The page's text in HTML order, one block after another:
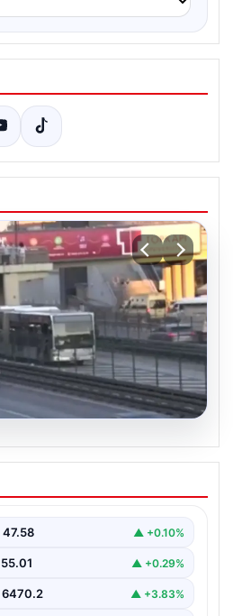
çarptı: Kadının
47.58 ▲ +0.10%
55.01 ▲ +0.29%
6470.2 ▲ +3.83%